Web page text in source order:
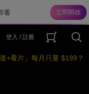
看
登入 / 註冊
道+看片」每月只要 $199？